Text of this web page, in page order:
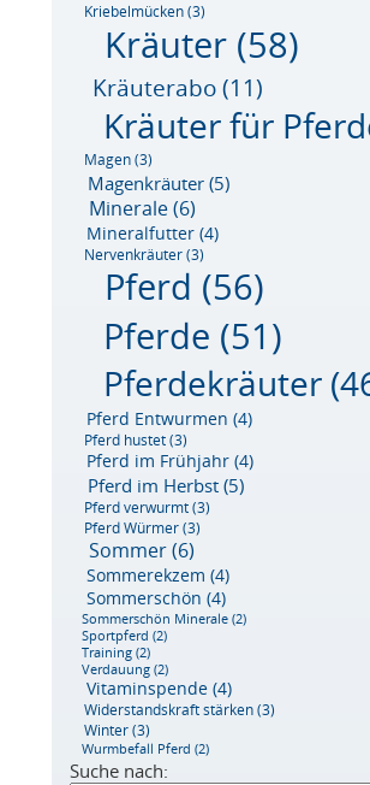
Kriebelmücken(3)
Kräuter (58)
Kräuterabo(11)
Kräuter für
Magen(3)
Magenkräuter(5)
Minerale(6)
Mineralfutter(4)
Nervenkräuter(3)
Pferd (56)
Pferde (51)
Pferdekräuter
Pferd Entwurmen (4)
Pferd hustet(3)
Pferd im Frühjahr(4)
Pferd im Herbst(5)
Pferd verwurmt(3)
Pferd Würmer(3)
Sommer(6)
Sommerekzem (4)
Sommerschön (4)
Sommerschön Minerale (2)
Sportpferd (2)
Training (2)
Verdauung (2)
Vitaminspende(4)
Widerstandskraft stärken(3)
Winter(3)
Wurmbefall Pferd (2)
Suche nach: